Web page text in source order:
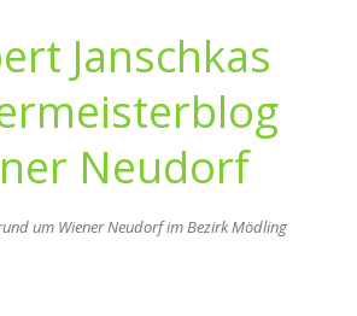
Janschkas
Neudorf
um Wiener Neudorf im Bezirk Mödling